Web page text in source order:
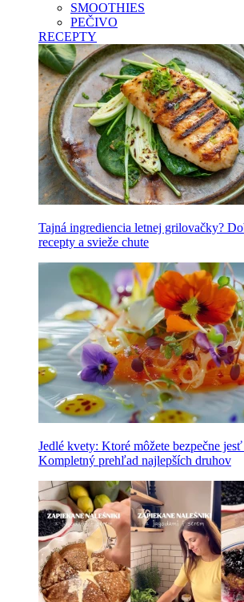
SMOOTHIES
PEČIVO
RECEPTY
Tajná ingrediencia letnej grilovačky?
recepty a svieže chute
Jedlé kvety: Ktoré môžete bezpečne
Kompletný prehľad najlepších druhov